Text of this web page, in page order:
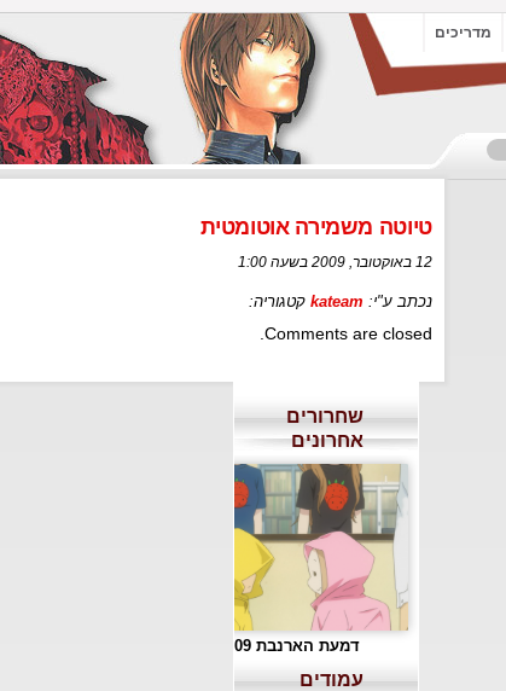
מדריכים
טיוטה משמירה אוטומטית
12 באוקטובר, 2009 בשעה 1:00
נכתב ע"י: kateam קטגוריה:
Comments are closed.
שחרורים
אחרונים
דמעת הארנבת 09
עמודים